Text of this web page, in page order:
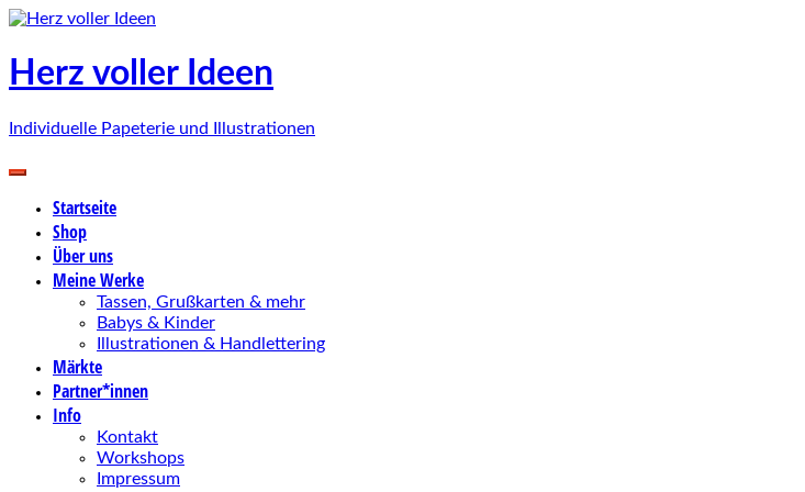
Zum
springen
Herz voller Ideen
Individuelle Papeterie und Illustrationen
Startseite
Shop
Über uns
Meine Werke
Tassen, Grußkarten & mehr
Babys & Kinder
Illustrationen & Handlettering
Märkte
Partner*innen
Info
Kontakt
Workshops
Impressum